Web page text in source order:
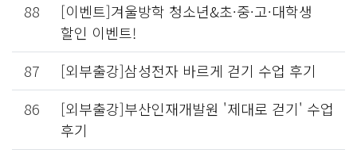
88
[이벤트]겨울방학 청소년&초·중·고·대학생
할인 이벤트!
87
[외부출강]삼성전자 바르게 걷기 수업 후기
86
[외부출강]부산인재개발원 '제대로 걷기' 수업
후기